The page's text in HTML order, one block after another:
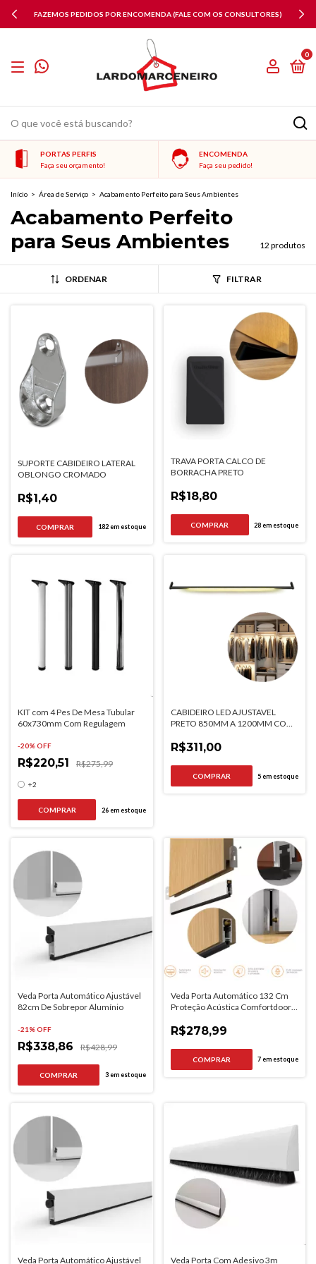
PAGAMENTOS VIA PIX 10% OFF
0
PORTAS PERFIS
Faça seu orçamento!
ENCOMENDA
Faça seu pedido!
Início > Área de Serviço > Acabamento Perfeito para Seus Ambientes
Acabamento Perfeito
para Seus Ambientes
12 produtos
ORDENAR FILTRAR
SUPORTE CABIDEIRO LATERAL
OBLONGO CROMADO
R$1,40
182em estoque
TRAVA PORTA CALCO DE
BORRACHA PRETO
R$18,80
28em estoque
KIT com 4 Pes De Mesa Tubular
60x730mm Com Regulagem
-20% OFF
R$220,51 R$275,99
+2
COMPRAR 26em estoque
CABIDEIRO LED AJUSTAVEL
PRETO 850MM A 1200MM COM
R$311,00
5em estoque
Veda Porta Automático Ajustável
82cm De Sobrepor Alumínio
-21 % OFF
R$338,86 R$428,99
3em estoque
Veda Porta Automático 132 Cm
Proteção Acústica Comfortdoor
R$278,99
7em estoque
Veda Porta Automático Ajustável Veda Porta Com Adesivo 3m